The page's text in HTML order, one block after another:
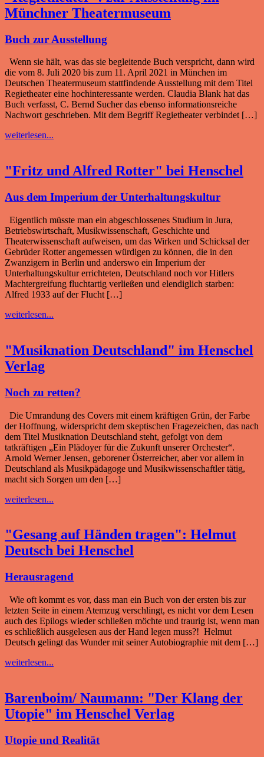
Münchner Theatermuseum
Buch zur Ausstellung
Wenn sie hält, was das sie begleitende Buch verspricht, dann wird
die vom 8. Juli 2020 bis zum 11. April 2021 in München im
Deutschen Theatermuseum stattfindende Ausstellung mit dem Titel
Regietheater eine hochinteressante werden. Claudia Blank hat das
Buch verfasst, C. Bernd Sucher das ebenso informationsreiche
Nachwort geschrieben. Mit dem Begriff Regietheater verbindet […]
weiterlesen...
"Fritz und Alfred Rotter" bei Henschel
Aus dem Imperium der Unterhaltungskultur
Eigentlich müsste man ein abgeschlossenes Studium in Jura,
Betriebswirtschaft, Musikwissenschaft, Geschichte und
Theaterwissenschaft aufweisen, um das Wirken und Schicksal der
Gebrüder Rotter angemessen würdigen zu können, die in den
Zwanzigern in Berlin und anderswo ein Imperium der
Unterhaltungskultur errichteten, Deutschland noch vor Hitlers
Machtergreifung fluchtartig verließen und elendiglich starben:
Alfred 1933 auf der Flucht […]
weiterlesen...
"Musiknation Deutschland" im Henschel
Verlag
Noch zu retten?
Die Umrandung des Covers mit einem kräftigen Grün, der Farbe
der Hoffnung, widerspricht dem skeptischen Fragezeichen, das nach
dem Titel Musiknation Deutschland steht, gefolgt von dem
tatkräftigen „Ein Plädoyer für die Zukunft unserer Orchester“.
Arnold Werner Jensen, geborener Österreicher, aber vor allem in
Deutschland als Musikpädagoge und Musikwissenschaftler tätig,
macht sich Sorgen um den […]
weiterlesen...
"Gesang auf Händen tragen": Helmut
Deutsch bei Henschel
Herausragend
Wie oft kommt es vor, dass man ein Buch von der ersten bis zur
letzten Seite in einem Atemzug verschlingt, es nicht vor dem Lesen
auch des Epilogs wieder schließen möchte und traurig ist, wenn man
es schließlich ausgelesen aus der Hand legen muss?! Helmut
Deutsch gelingt das Wunder mit seiner Autobiographie mit dem […]
weiterlesen...
Barenboim/ Naumann: "Der Klang der
Utopie" im Henschel Verlag
Utopie und Realität